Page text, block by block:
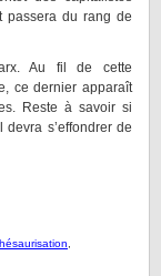
passera du rang de
Au fil de cette
ce dernier apparaît
Reste à savoir si
s’effondrer de